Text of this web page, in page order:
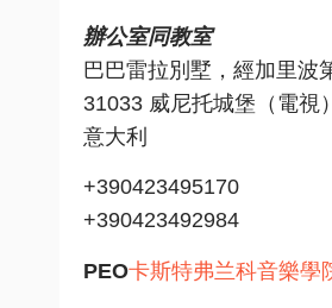
辦公室同教室
巴巴雷拉別墅，經加里波
31033 威尼托城堡（電視）
意大利
+390423495170
+390423492984
PEO卡斯特弗兰科音樂學